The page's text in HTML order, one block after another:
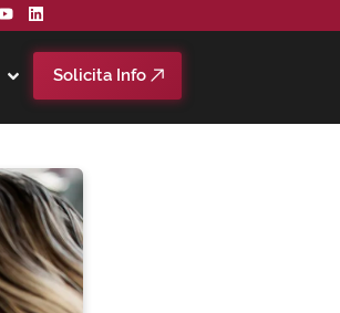
Solicita Info